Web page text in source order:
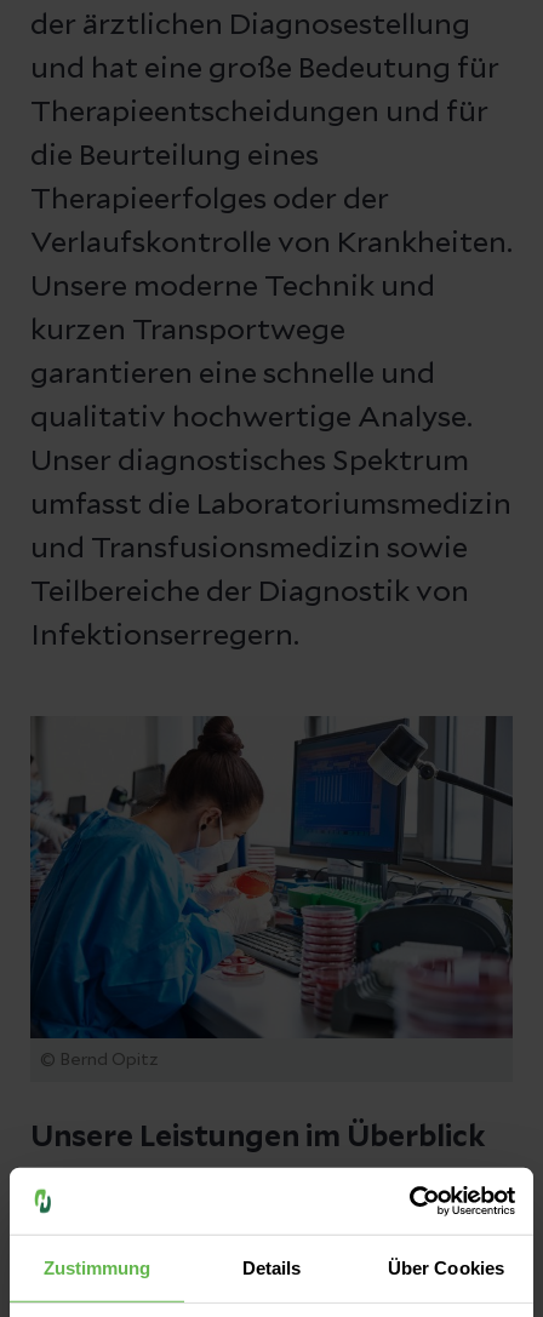
Zustimmung Details Über Cookies
der ärztlichen Diagnosestellung
und hat eine große Bedeutung für
Therapieentscheidungen und für
die Beurteilung eines
Therapieerfolges oder der
Verlaufskontrolle von Krankheiten.
Unsere moderne Technik und
kurzen Transportwege
garantieren eine schnelle und
qualitativ hochwertige Analyse.
Unser diagnostisches Spektrum
umfasst die Laboratoriumsmedizin
und Transfusionsmedizin sowie
Teilbereiche der Diagnostik von
Infektionserregern.
© Bernd Opitz
Unsere Leistungen im Überblick
Klinische Chemie/Immunologie
Dank unserer schnellen Analyse